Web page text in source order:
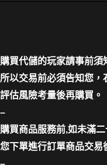
購買代儲的玩家請事前
所以交易前必須告知您
評估風險考量後再購買。
–
購買商品服務前,如未滿
您下單進行訂單商品交易